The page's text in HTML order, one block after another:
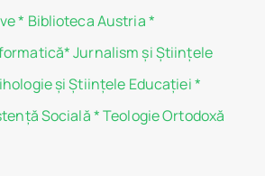
* Biblioteca Austria*
*Jurnalism şi Ştiinţele
şi Ştiinţele Educaţiei*
Socială*Teologie Ortodoxă